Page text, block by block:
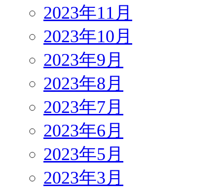
2023年11月
2023年10月
2023年9月
2023年8月
2023年7月
2023年6月
2023年5月
2023年3月